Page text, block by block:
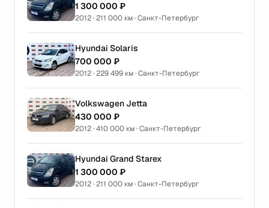
1 300 000 ₽
2012 · 211 000 км · Санкт-Петербург
Hyundai Solaris
700 000 ₽
2012 · 229 499 км · Санкт-Петербург
Volkswagen Jetta
430 000 ₽
2012 · 410 000 км · Санкт-Петербург
Hyundai Grand Starex
1 300 000 ₽
2012 · 211 000 км · Санкт-Петербург